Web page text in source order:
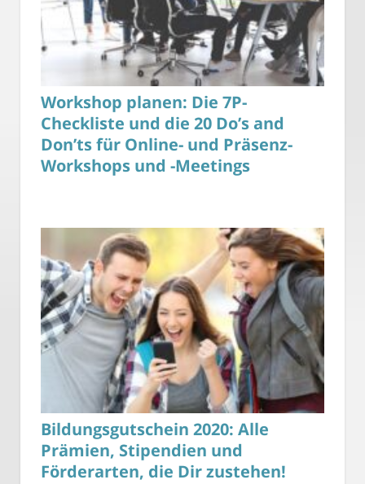
Workshop planen: Die 7P-
Checkliste und die 20 Do’s and
Don’ts für Online- und Präsenz-
Workshops und -Meetings
Bildungsgutschein 2020: Alle
Prämien, Stipendien und
Förderarten, die Dir zustehen!